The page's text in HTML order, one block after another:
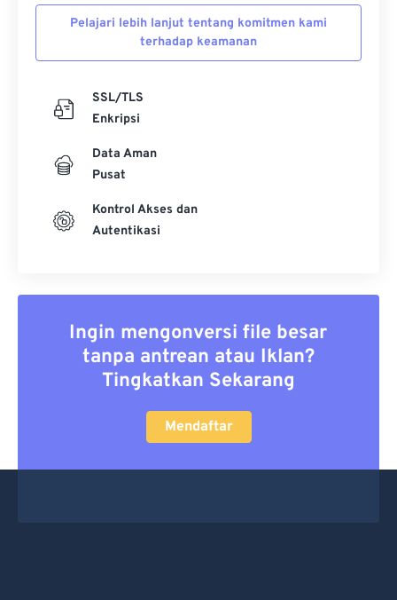
Pelajari lebih lanjut tentang komitmen kami
terhadap keamanan
SSL/TLS
Enkripsi
Data Aman
Pusat
Kontrol Akses dan
Autentikasi
Ingin mengonversi file besar
tanpa antrean atau Iklan?
Tingkatkan Sekarang
Mendaftar